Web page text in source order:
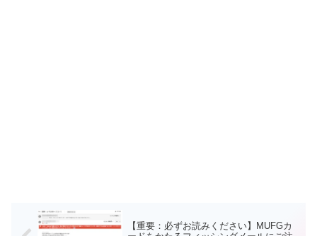
【重要：必ずお読みください】MUFGカ